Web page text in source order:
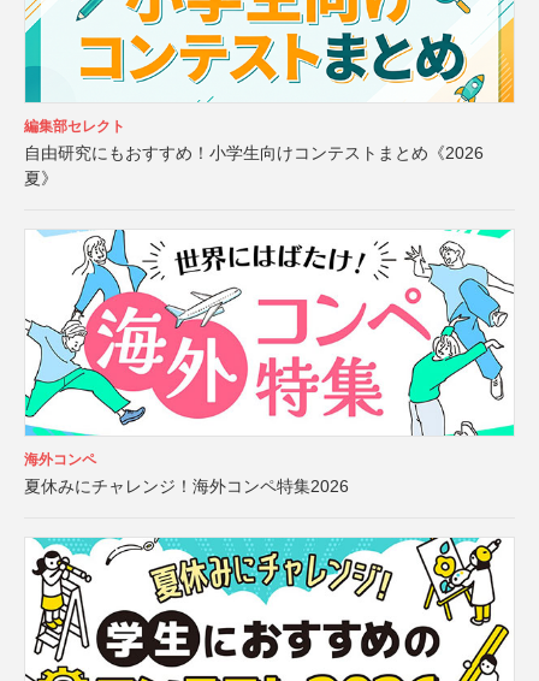
編集部セレクト
自由研究にもおすすめ！小学生向けコンテストまとめ《2026
夏》
海外コンペ
夏休みにチャレンジ！海外コンペ特集2026